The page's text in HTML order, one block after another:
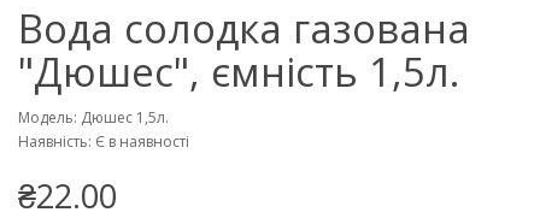
Вода солодка газована
"Дюшес", ємність 1,5л.
Модель: Дюшес 1,5л.
Наявність: Є в наявності
₴22.00